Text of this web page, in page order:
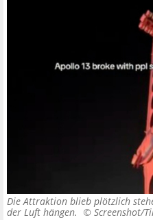
Die Attraktion blieb plötzlich
der Luft hängen. © Screenshot/